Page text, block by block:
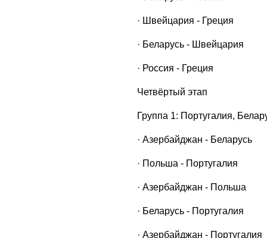
· Швейцария - Греция
· Беларусь - Швейцария
· Россия - Греция
Четвёртый этап
Группа 1: Португалия,
· Азербайджан - Беларусь
· Польша - Португалия
· Азербайджан - Польша
· Беларусь - Португалия
· Азербайджан - Португалия